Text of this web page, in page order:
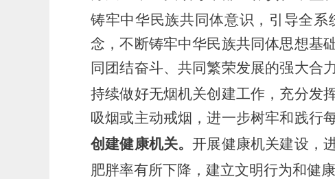
铸牢中华民族共同体意识，引导全系
念，不断铸牢中华民族共同体思想基
同团结奋斗、共同繁荣发展的强大合
持续做好无烟机关创建工作 ， 充分发
吸烟或主动戒烟，进一步树牢和践行
创建健康机关。开展健康机关建设，
肥胖率有所下降，建立文明行为和健